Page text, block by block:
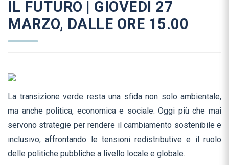
IL FUTURO | GIOVEDÌ 27
MARZO, DALLE ORE 15.00
La transizione verde resta una sfida non solo ambientale,
ma anche politica, economica e sociale. Oggi più che mai
servono strategie per rendere il cambiamento sostenibile e
inclusivo, affrontando le tensioni redistributive e il ruolo
delle politiche pubbliche a livello locale e globale.